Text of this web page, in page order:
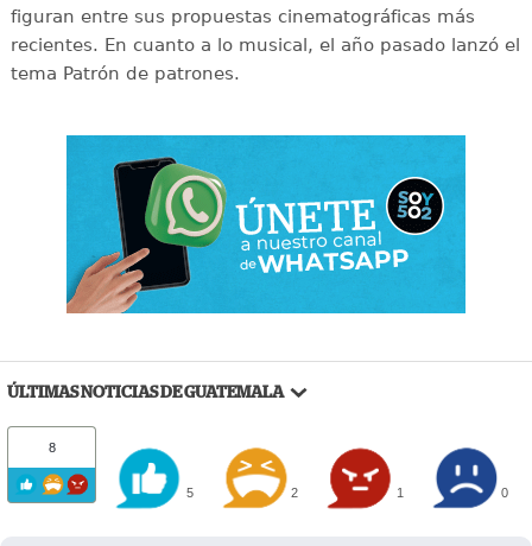
figuran entre sus propuestas cinematográficas más
recientes. En cuanto a lo musical, el año pasado lanzó el
tema Patrón de patrones.
ÚLTIMAS NOTICIAS DE GUATEMALA
8
5 2 1 0